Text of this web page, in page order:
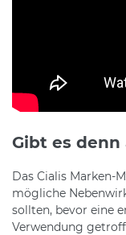
Gibt es
Das Cialis Marken-
mögliche
sollten, bevor eine
Verwendung